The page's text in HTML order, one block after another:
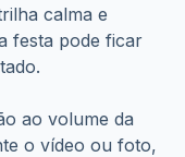
calma e
festa pode ficar
ao volume da
o vídeo ou foto,